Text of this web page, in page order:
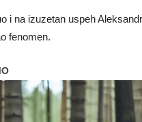
i na izuzetan uspeh
fenomen.